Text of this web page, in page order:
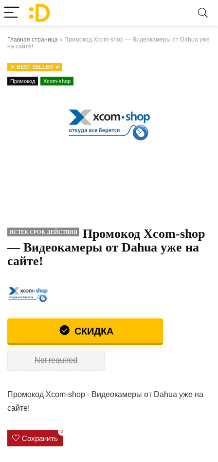
Главная страница » Промокод Xcom-shop — Видеокамеры от Dahua уже
на сайте!
BEST SELLER
Промокод Xcom-shop
ИСТЕК СРОК ДЕЙСТВИЯ
Промокод Xcom-shop
— Видеокамеры от Dahua уже на
сайте!
СКИДКА
Not required
Промокод Xcom-shop - Видеокамеры от Dahua уже на
сайте!
Сохранить
0